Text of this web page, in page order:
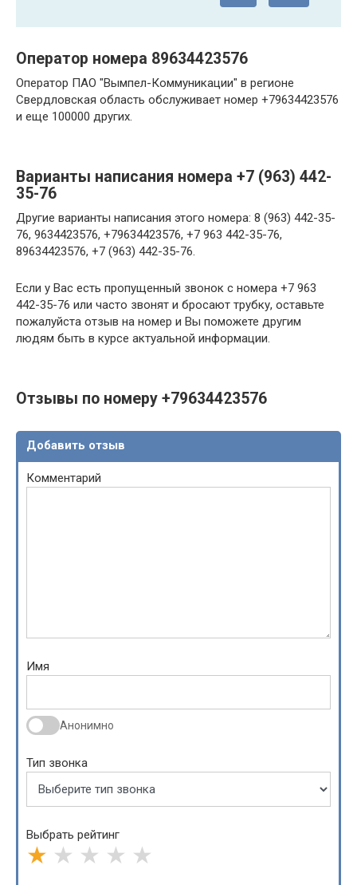
Оператор номера 89634423576
Оператор ПАО "Вымпел-Коммуникации" в регионе
Свердловская область обслуживает номер +79634423576
и еще 100000 других.
Варианты написания номера +7 (963) 442-
35-76
Другие варианты написания этого номера: 8 (963) 442-35-
76, 9634423576, +79634423576, +7 963 442-35-76,
89634423576, +7 (963) 442-35-76.
Если у Вас есть пропущенный звонок с номера +7 963
442-35-76 или часто звонят и бросают трубку, оставьте
пожалуйста отзыв на номер и Вы поможете другим
людям быть в курсе актуальной информации.
Отзывы по номеру +79634423576
Добавить отзыв
Комментарий
Имя
Анонимно
Тип звонка
Выбрать рейтинг
★ ★ ★ ★ ★